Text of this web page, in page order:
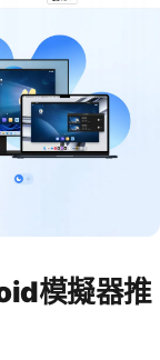
模擬器推